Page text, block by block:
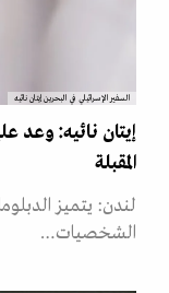
السفير الإسرائيلي في البحرين إيتان نائيه
إيتان نائيه: وعد
المقبلة
لندن: يتميز
الشخصيات…